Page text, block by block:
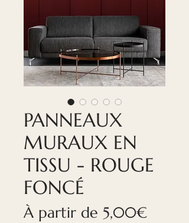
PANNEAUX
MURAUX EN
TISSU - ROUGE
FONCÉ
À partir de 5,00€Prix